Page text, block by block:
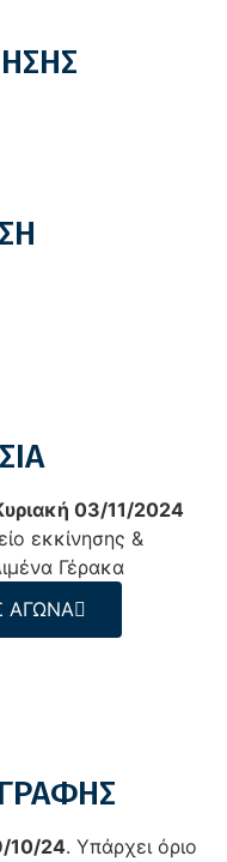
03/11/2024
εκκίνησης &
Γέρακα
ΑΓΩΝΑ
10/24. Υπάρχει όριο